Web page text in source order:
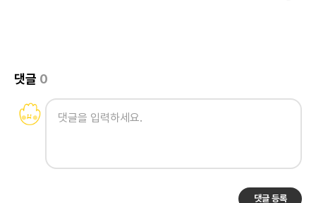
댓글 0
댓글 등록